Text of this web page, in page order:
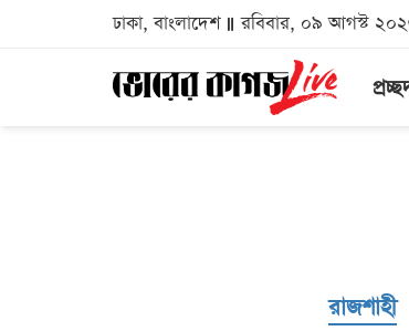
ঢাকা, বাংলাদেশ রবিবার, ০৯ আগস্ট
রাজশাহী